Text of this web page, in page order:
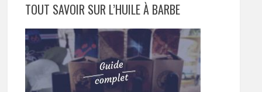
TOUT SAVOIR SUR L’HUILE À BARBE